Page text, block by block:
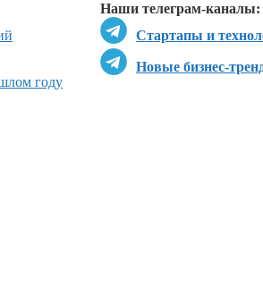
Наши телеграм-каналы:
Стартапы и
Новые бизнес-
году